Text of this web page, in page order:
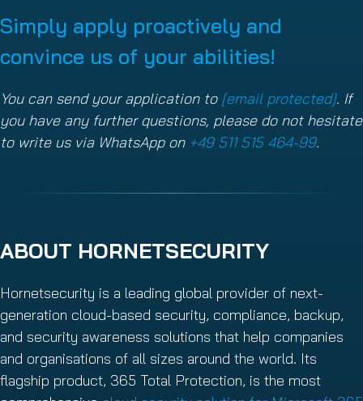
Simply apply proactively and
convince us of your abilities!
You can send your application to [email protected]. If
you have any further questions, please do not hesitate
to write us via WhatsApp on +49 511 515 464-99.
ABOUT HORNETSECURITY
Hornetsecurity is a leading global provider of next-
generation cloud-based security, compliance, backup,
and security awareness solutions that help companies
and organisations of all sizes around the world. Its
flagship product, 365 Total Protection, is the most